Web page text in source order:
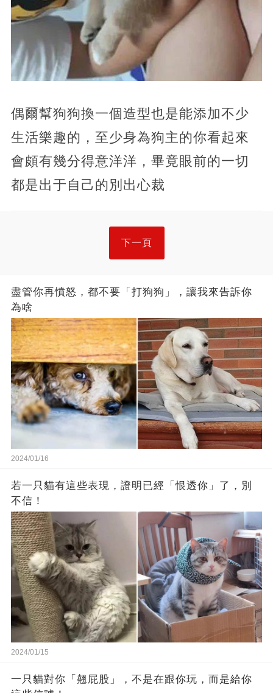
偶爾幫狗狗換一個造型也是能添加不少
生活樂趣的，至少身為狗主的你看起來
會頗有幾分得意洋洋，畢竟眼前的一切
都是出于自己的別出心裁
下一頁
盡管你再憤怒，都不要「打狗狗」，讓我來告訴你
為啥
2024/01/16
若一只貓有這些表現，證明已經「恨透你」了，別
不信！
2024/01/15
一只貓對你「翹屁股」，不是在跟你玩，而是給你